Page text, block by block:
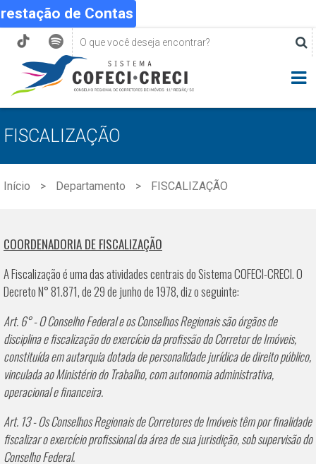
de Contas
FISCALIZAÇÃO
Início Departamento FISCALIZAÇÃO
COORDENADORIA DE FISCALIZAÇÃO
A Fiscalização é uma das atividades centrais do Sistema COFECI-CRECI. O
Decreto N° 81.871, de 29 de junho de 1978, diz o seguinte:
Art. 6° - O Conselho Federal e os Conselhos Regionais são órgãos de
disciplina e fiscalização do exercício da profissão do Corretor de Imóveis,
constituída em autarquia dotada de personalidade jurídica de direito público,
vinculada ao Ministério do Trabalho, com autonomia administrativa,
operacional e financeira.
Art. 13 - Os Conselhos Regionais de Corretores de Imóveis têm por finalidade
fiscalizar o exercício profissional da área de sua jurisdição, sob supervisão do
Conselho Federal.